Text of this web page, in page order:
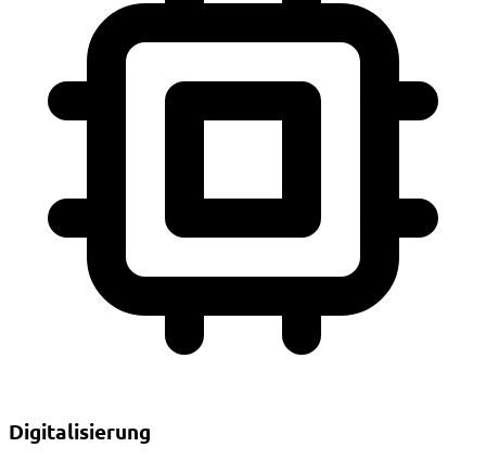
Digitalisierung